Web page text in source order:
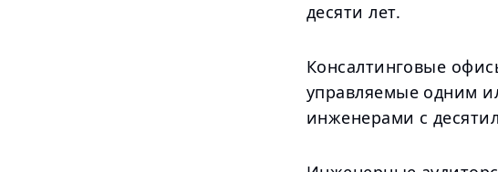
десяти лет.
Консалтинговые
управляемые одним
инженерами с